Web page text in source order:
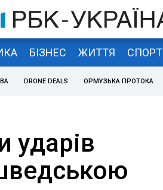
БІЗНЕС ЖИТТЯ СПОРТ
DRONE DEALS ОРМУЗЬКА ПРОТОКА
ударів